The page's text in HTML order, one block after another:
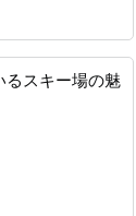
るスキー場の魅